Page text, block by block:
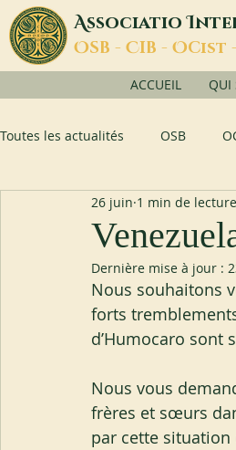
AssociatioI
OSB - CIB - OCist -
ACCUEIL QUI
Toutes les actualités OSB
26 juin 1 min de lecture
Dernière mise à jour :
Nous souhaitons
forts
d’Humocaro sont
Nous vous
frères et sœurs
par cette